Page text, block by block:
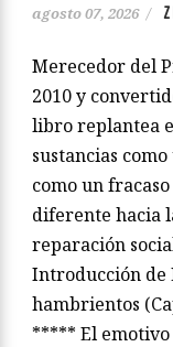
agosto 07, 2026 /
Merecedor del
2010 y
libro replantea
sustancias
como un
diferente hacia
reparación
Introducción de
hambrientos
***** El